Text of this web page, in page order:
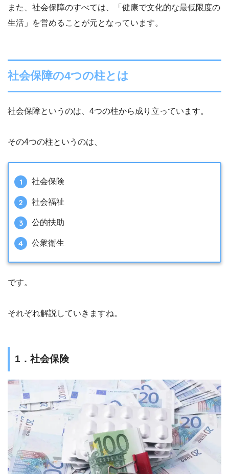
また、社会保障のすべては、「健康で文化的な最低限度の
生活」を営めることが元となっています。
社会保障の4つの柱とは
社会保障というのは、4つの柱から成り立っています。
その4つの柱というのは、
社会保険
社会福祉
公的扶助
公衆衛生
です。
それぞれ解説していきますね。
1．社会保険